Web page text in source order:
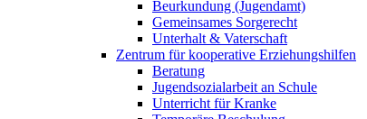
Beurkundung (Jugendamt)
Gemeinsames Sorgerecht
Unterhalt & Vaterschaft
Zentrum für kooperative Erziehungshilfen
Beratung
Jugendsozialarbeit an Schule
Unterricht für Kranke